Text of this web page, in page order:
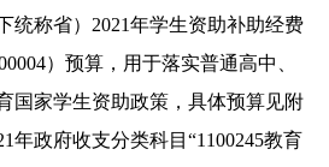
统称省）2021年学生资助补助经费
）预算，用于落实普通高中、
国家学生资助政策，具体预算见附
年政府收支分类科目“1100245教育